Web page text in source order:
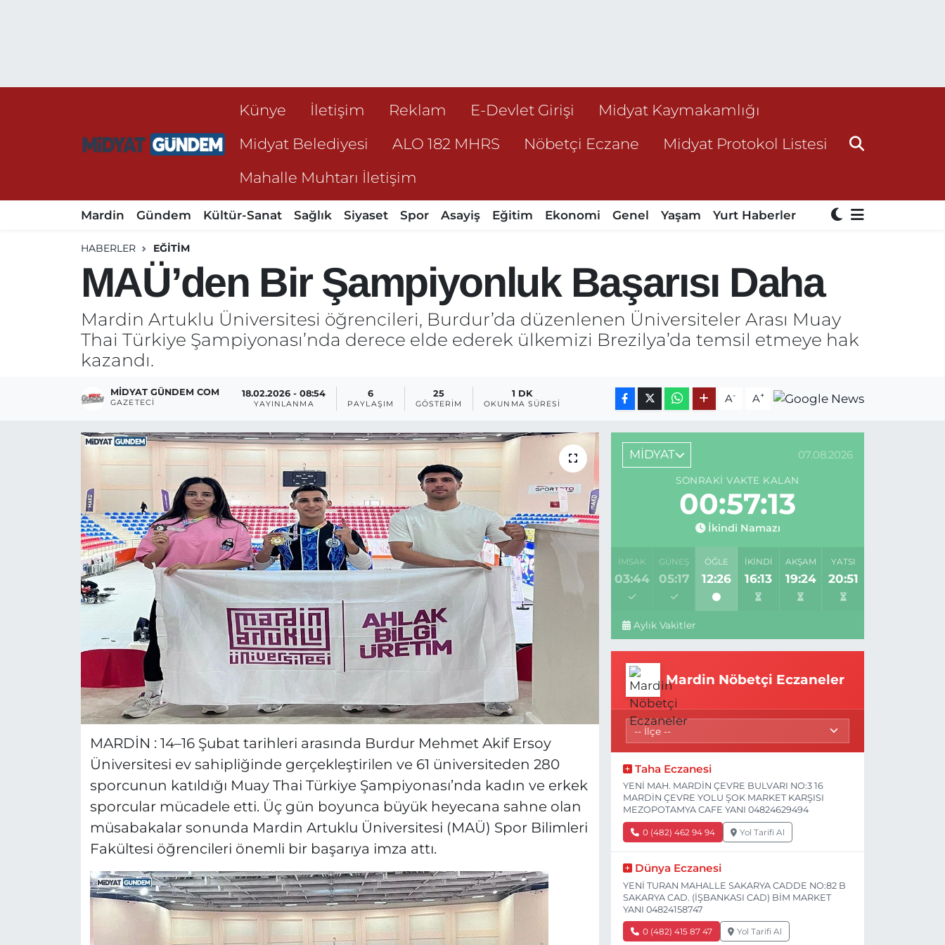
Künye İletişim Reklam E-Devlet Girişi
Midyat Kaymakamlığı
Midyat Belediyesi
ALO 182 MHRS Nöbetçi Eczane
Midyat Protokol Listesi
Mahalle Muhtarı İletişim
Mardin Gündem Kültür-Sanat Sağlık Siyaset Spor Asayiş Eğitim Ekonomi Genel Yaşam Yurt Haberler
HABERLER EĞITIM
MAÜ’den Bir Şampiyonluk Başarısı Daha
Mardin Artuklu Üniversitesi öğrencileri, Burdur’da düzenlenen Üniversiteler Arası Muay
Thai Türkiye Şampiyonası’nda derece elde ederek ülkemizi Brezilya’da temsil etmeye hak
kazandı.
MIDYAT GÜNDEM COM
GAZETECI
18.02.2026 - 08:54
YAYINLANMA
6
PAYLAŞIM
25
GÖSTERIM
1 DK
OKUNMA SÜRESI A- A+
MARDİN : 14–16 Şubat tarihleri arasında Burdur Mehmet Akif Ersoy
Üniversitesi ev sahipliğinde gerçekleştirilen ve 61 üniversiteden 280
sporcunun katıldığı Muay Thai Türkiye Şampiyonası’nda kadın ve erkek
sporcular mücadele etti. Üç gün boyunca büyük heyecana sahne olan
müsabakalar sonunda Mardin Artuklu Üniversitesi (MAÜ) Spor Bilimleri
Fakültesi öğrencileri önemli bir başarıya imza attı.
MİDYAT 07.08.2026
SONRAKI VAKTE KALAN
00:57:13
İkindi Namazı
İMSAK
03:44
GÜNEŞ
05:17
ÖĞLE
12:26
İKINDI
16:13
AKŞAM
19:24
YATSI
20:51
Aylık Vakitler
Mardin Nöbetçi Eczaneler
Taha Eczanesi
YENİ MAH. MARDİN ÇEVRE BULVARI NO:3 16
MARDİN ÇEVRE YOLU ŞOK MARKET KARŞISI
MEZOPOTAMYA CAFE YANI 04824629494
0 (482) 462 94 94 Yol Tarifi Al
Dünya Eczanesi
YENİ TURAN MAHALLE SAKARYA CADDE NO:82 B
SAKARYA CAD. (İŞBANKASI CAD) BİM MARKET
YANI 04824158747
0 (482) 415 87 47 Yol Tarifi Al